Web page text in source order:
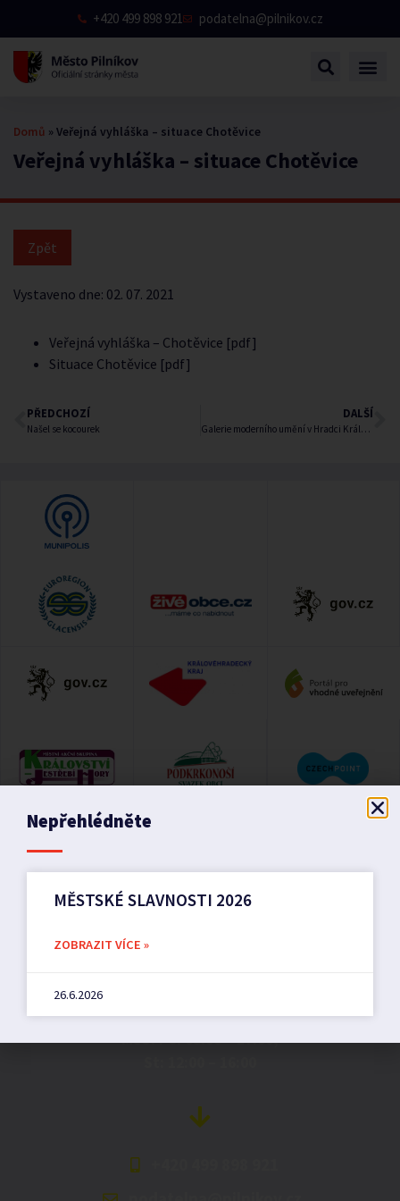
+420 499 898 921 podatelna@pilnikov.cz
Veřejná vyhláška – situace Chotěvice
Domů » Veřejná vyhláška – situace Chotěvice
Vystaveno dne: 02. 07. 2021
Veřejná vyhláška – Chotěvice [pdf]
Situace Chotěvice [pdf]
PŘEDCHOZÍ
Našel se kocourek
DALŠÍ
Galerie moderního umění v Hradci Králové
542 42 Pilníkov
MěU: Po: 08:00 – 17:00,
Nepřehlédněte
MĚSTSKÉ SLAVNOSTI 2026
ZOBRAZIT VÍCE »
26.6.2026